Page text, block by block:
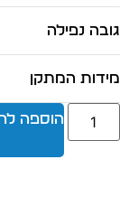
גובה נפילה
מידות המתקן
הוספה